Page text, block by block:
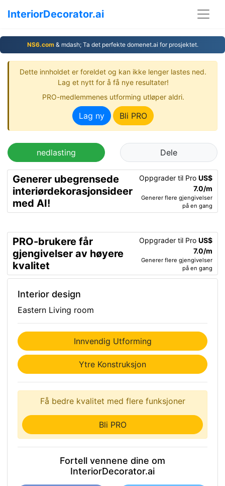
InteriorDecorator.ai
NS6.com& mdash; Ta det perfekte domenet.ai for prosjektet.
Dette innholdet er foreldet og kan ikke lenger lastes ned.
Lag et nytt for å få nye resultater!
PRO-medlemmenes utforming utløper aldri.
Lag ny Bli PRO
nedlasting Dele
Generer ubegrensede
interiørdekorasjonsideer
med AI!
Oppgrader til Pro US$
7.0/m
Generer flere gjengivelser
på en gang
PRO-brukere får
gjengivelser av høyere
kvalitet
Oppgrader til Pro US$
7.0/m
Generer flere gjengivelser
på en gang
Interior design
Eastern Living room
Innvendig Utforming
Ytre Konstruksjon
Få bedre kvalitet med flere funksjoner
Bli PRO
Fortell vennene dine om
InteriorDecorator.ai